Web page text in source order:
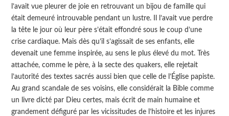
l’avait vue pleurer de joie en retrouvant un bijou de famille qui
était demeuré introuvable pendant un lustre. Il l’avait vue perdre
la tête le jour où leur père s’était effondré sous le coup d’une
crise cardiaque. Mais dès qu’il s’agissait de ses enfants, elle
devenait une femme inspirée, au sens le plus élevé du mot. Très
attachée, comme le père, à la secte des quakers, elle rejetait
l’autorité des textes sacrés aussi bien que celle de l’Église papiste.
Au grand scandale de ses voisins, elle considérait la Bible comme
un livre dicté par Dieu certes, mais écrit de main humaine et
grandement défiguré par les vicissitudes de l’histoire et les injures